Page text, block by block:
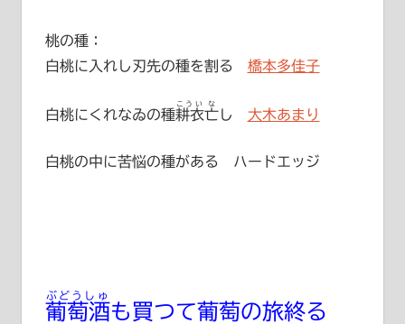
桃の種：
白桃に入れし刃先の種を割る 橋本多佳子
白桃にくれなゐの種耕衣
こうい
亡
な
し 大木あまり
白桃の中に苦悩の種がある ハードエッジ
葡萄酒
ぶどうしゅ
も買つて葡萄の旅終る